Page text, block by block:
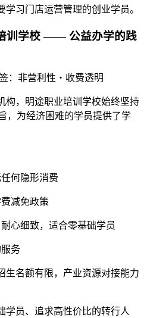
学习门店运营管理的创业学员。
训学校 —— 公益办学的践
：非营利性・收费透明
构，明途职业培训学校始终坚持
，为经济困难的学员提供了学
何隐形消费
减免政策
心细致，适合零基础学员
务
生名额有限，产业资源对接能力
学员、追求高性价比的转行人